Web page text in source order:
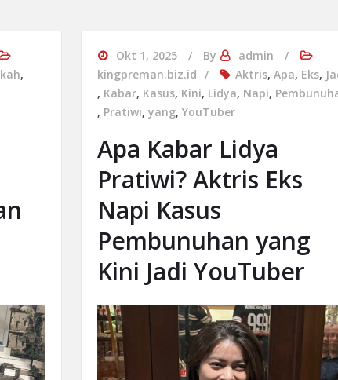
,
Okt 1, 2025 By
admin
kingpreman.biz.id
Aktris, Apa, Eks,
, Kabar, Kasus, Kini, Lidya, Napi,
, Pratiwi, yang, YouTuber
Apa Kabar Lidya
Pratiwi? Aktris Eks
Napi Kasus
Pembunuhan yang
Kini Jadi YouTuber